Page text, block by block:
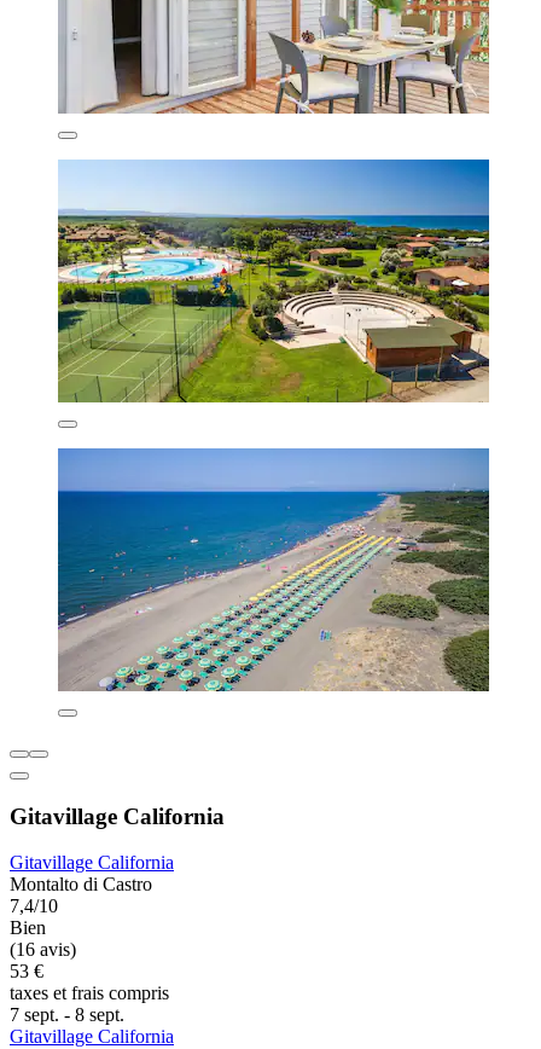
Gitavillage California
Gitavillage California
Montalto di Castro
7,4/10
Bien
(16 avis)
53 €
taxes et frais compris
7 sept. - 8 sept.
Gitavillage California